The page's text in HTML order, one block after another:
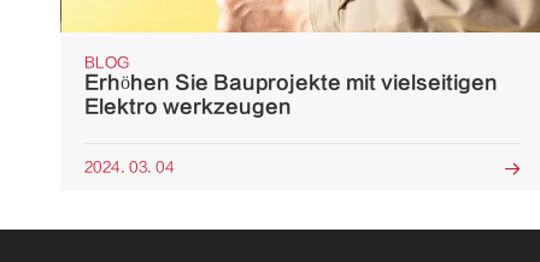
BLOG
Erhöhen Sie Bauprojekte mit vielseitigen
Elektro werkzeugen
2024. 03. 04 